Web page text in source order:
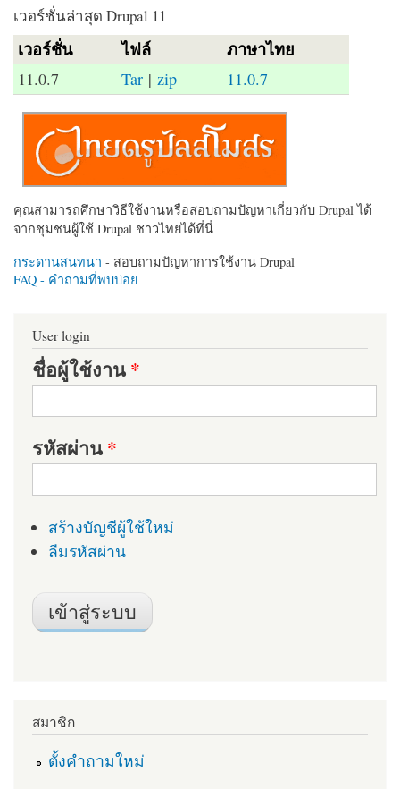
เวอร์ชั่นล่าสุด Drupal 11
เวอร์ชั่น ไฟล์ ภาษาไทย
11.0.7 Tar | zip 11.0.7
คุณสามารถศึกษาวิธีใช้งานหรือสอบถามปัญหาเกี่ยวกับ Drupal ได้
จากชุมชนผู้ใช้ Drupal ชาวไทยได้ที่นี่
กระดานสนทนา - สอบถามปัญหาการใช้งาน Drupal
FAQ - คำถามที่พบบ่อย
User login
ชื่อผู้ใช้งาน*
รหัสผ่าน*
สร้างบัญชีผู้ใช้ใหม่
ลืมรหัสผ่าน
สมาชิก
ตั้งคำถามใหม่